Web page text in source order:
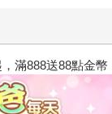
滿888送88點金幣